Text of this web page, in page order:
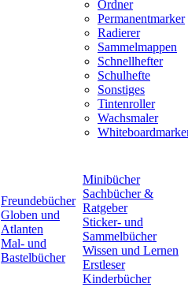
Ordner
Permanentmarker
Radierer
Sammelmappen
Schnellhefter
Schulhefte
Sonstiges
Tintenroller
Wachsmaler
Freundebücher
Globen und
Atlanten
Mal- und
Bastelbücher
Minibücher
Sachbücher &
Ratgeber
Sticker- und
Sammelbücher
Wissen und Lernen
Erstleser
Kinderbücher